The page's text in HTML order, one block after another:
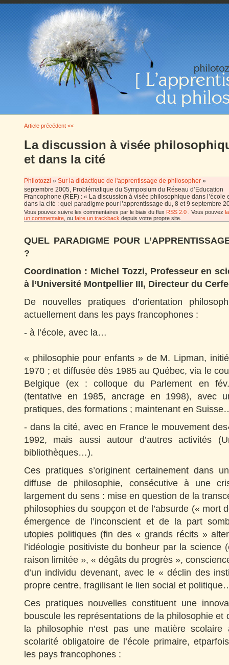
Article précédent <<
La discussion à visée
et dans la cité
Philotozzi » Sur la didactique de l'apprentissage de philosopher »
septembre 2005, Problématique du Symposium du Réseau d’Education
Francophone (REF) : « La discussion à visée philosophique dans l’école
dans la cité : quel paradigme pour l’apprentissage du, 8 et 9 septembre
Vous pouvez suivre les commentaires par le biais du flux RSS 2.0 . Vous pouvez
un commentaire , ou faire un trackback depuis votre propre site.
QUEL PARADIGME POUR
?
Coordination : Michel Tozzi, Professeur en
à l’Université Montpellier III, Directeur du
De nouvelles pratiques d’orientation
actuellement dans les pays francophones :
- à l’école, avec la…
« philosophie pour enfants » de M. Lipman,
1970 ; et diffusée dès 1985 au Québec, via le
Belgique (ex : colloque du Parlement en
(tentative en 1985, ancrage en 1998), avec
pratiques, des formations ; maintenant en
- dans la cité, avec en France le mouvement
1992, mais aussi autour d’autres activités
bibliothèques…).
Ces pratiques s’originent certainement dans
diffuse de philosophie, consécutive à une
largement du sens : mise en question de la
philosophies du soupçon et de l’absurde (« mort
émergence de l’inconscient et de la part
utopies politiques (fin des « grands récits »
l’idéologie positiviste du bonheur par la science
raison limitée », « dégâts du progrès »,
d’un individu devenant, avec le « déclin des
propre centre, fragilisant le lien social et
Ces pratiques nouvelles constituent une
bouscule les représentations de la philosophie et
la philosophie n’est pas une matière
scolarité obligatoire de l’école primaire,
les pays francophones :